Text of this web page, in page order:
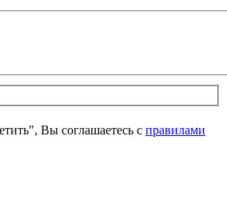
Вы соглашаетесь с правилами